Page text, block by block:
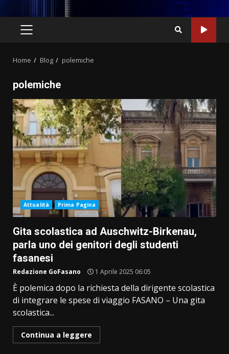
PRIMARY
Home Blog polemiche
polemiche
Attualità Prima Pagina
Gita scolastica ad Auschwitz-Birkenau,
parla uno dei genitori degli studenti
fasanesi
Redazione GoFasano 1 Aprile 2025 06:05
È polemica dopo la richiesta della dirigente scolastica
di integrare le spese di viaggio FASANO – Una gita
scolastica...
Continua a leggere